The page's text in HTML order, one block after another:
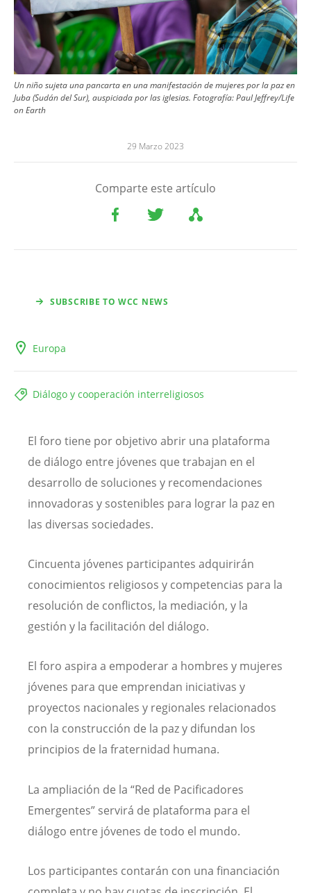
Un niño sujeta una pancarta en una manifestación de mujeres por la paz en
Juba (Sudán del Sur), auspiciada por las iglesias. Fotografía:Paul Jeffrey/Life
on Earth
29 Marzo 2023
Comparte este artículo
SUBSCRIBE TO WCC NEWS
Europa
Diálogo y cooperación interreligiosos
El foro tiene por objetivo abrir una plataforma
de diálogo entre jóvenes que trabajan en el
desarrollo de soluciones y recomendaciones
innovadoras y sostenibles para lograr la paz en
las diversas sociedades.
Cincuenta jóvenes participantes adquirirán
conocimientos religiosos y competencias para la
resolución de conflictos, la mediación, y la
gestión y la facilitación del diálogo.
El foro aspira a empoderar a hombres y mujeres
jóvenes para que emprendan iniciativas y
proyectos nacionales y regionales relacionados
con la construcción de la paz y difundan los
principios de la fraternidad humana.
La ampliación de la “Red de Pacificadores
Emergentes” servirá de plataforma para el
diálogo entre jóvenes de todo el mundo.
Los participantes contarán con una financiación